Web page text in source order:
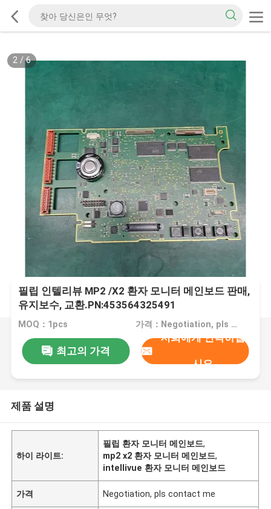
2/6
필립 인텔리뷰 MP2 /X2 환자 모니터 메인보드 판매,
유지보수, 교환.PN:453564325491
MOQ：1pcs 가격：Negotiation, pls contact me
최고의 가격
저희에게 연락하십
시오
제품 설명
하이 라이트:
필립 환자 모니터 메인보드,
mp2 x2 환자 모니터 메인보드,
intellivue 환자 모니터 메인보드
가격 Negotiation, pls contact me